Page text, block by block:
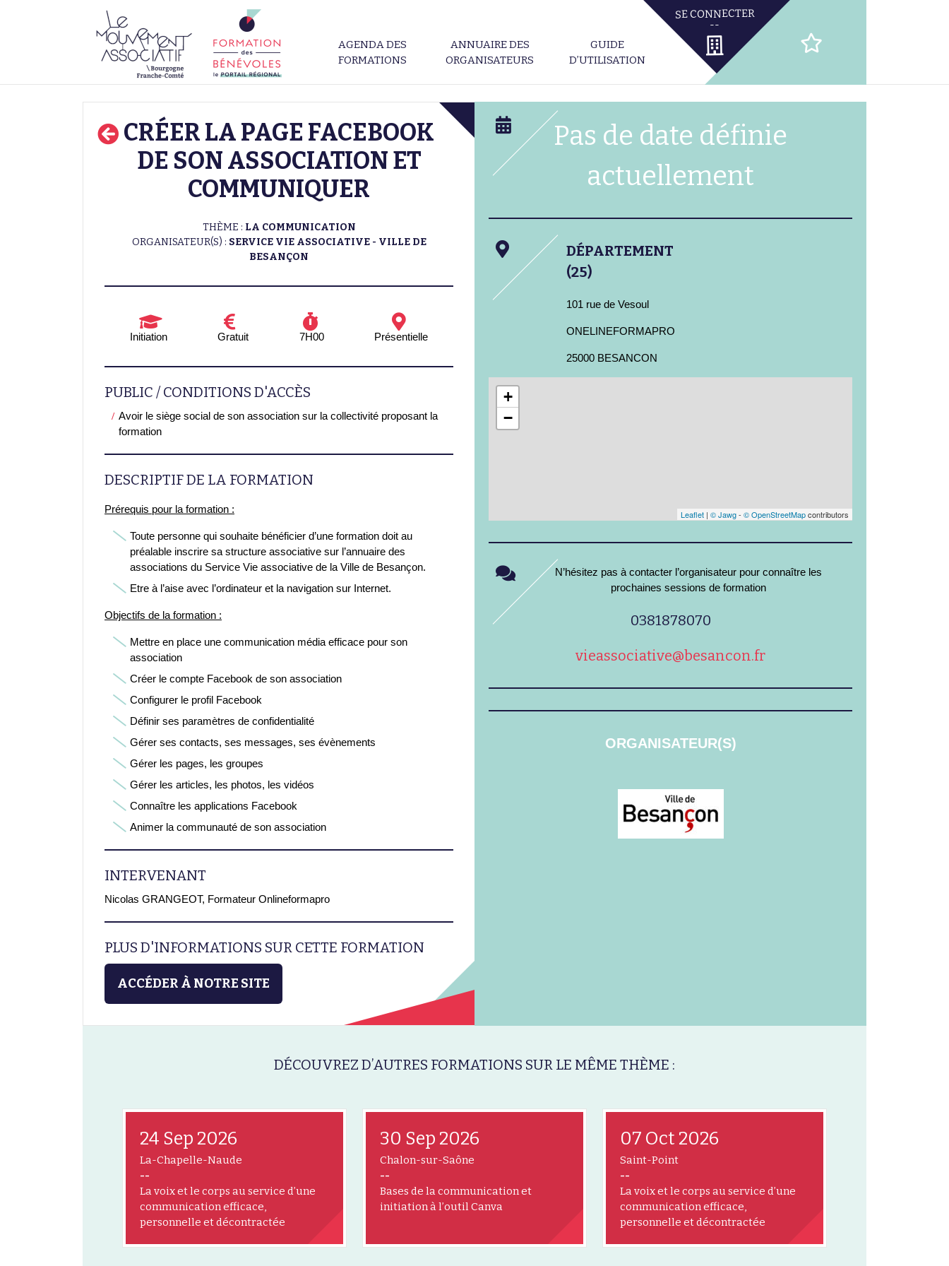
AGENDA DES
FORMATIONS
ANNUAIRE DES
ORGANISATEURS
GUIDE
D’UTILISATION
CRÉER LA PAGE FACEBOOK
DE SON ASSOCIATION ET
COMMUNIQUER
THÈME : LA COMMUNICATION
ORGANISATEUR(S) : SERVICE VIE ASSOCIATIVE - VILLE DE
BESANÇON
Initiation Gratuit 7H00 Présentielle
PUBLIC / CONDITIONS D'ACCÈS
Avoir le siège social de son association sur la collectivité proposant la
formation
DESCRIPTIF DE LA FORMATION
Prérequis pour la formation :
Toute personne qui souhaite bénéficier d’une formation doit au
préalable inscrire sa structure associative sur l’annuaire des
associations du Service Vie associative de la Ville de Besançon.
Etre à l’aise avec l’ordinateur et la navigation sur Internet.
Objectifs de la formation :
Mettre en place une communication média efficace pour son
association
Créer le compte Facebook de son association
Configurer le profil Facebook
Définir ses paramètres de confidentialité
Gérer ses contacts, ses messages, ses évènements
Gérer les pages, les groupes
Gérer les articles, les photos, les vidéos
Connaître les applications Facebook
Animer la communauté de son association
INTERVENANT
Nicolas GRANGEOT, Formateur Onlineformapro
PLUS D'INFORMATIONS SUR CETTE FORMATION
ACCÉDER À NOTRE SITE
Pas de date définie
actuellement
DÉPARTEMENT
(25)
101 rue de Vesoul
ONELINEFORMAPRO
25000 BESANCON
+
−
Leaflet | © Jawg- © OpenStreetMapcontributors
N’hésitez pas à contacter l’organisateur pour connaître les
prochaines sessions de formation
0381878070
vieassociative@besancon.fr
ORGANISATEUR(S)
DÉCOUVREZ D’AUTRES FORMATIONS SUR LE MÊME THÈME :
24 Sep 2026
La-Chapelle-Naude
--
La voix et le corps au service d’une
communication efficace,
personnelle et décontractée
30 Sep 2026
Chalon-sur-Saône
--
Bases de la communication et
initiation à l’outil Canva
07 Oct 2026
Saint-Point
--
La voix et le corps au service d’une
communication efficace,
personnelle et décontractée